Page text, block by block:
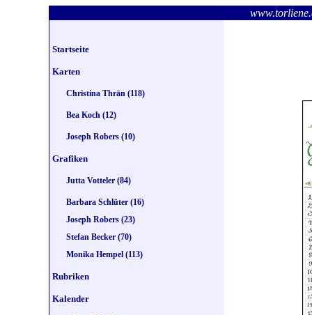
Startseite
Karten
Christina Thrän (118)
Bea Koch (12)
Joseph Robers (10)
Grafiken
Jutta Votteler (84)
Barbara Schlüter (16)
Joseph Robers (23)
Stefan Becker (70)
Monika Hempel (113)
Rubriken
Kalender